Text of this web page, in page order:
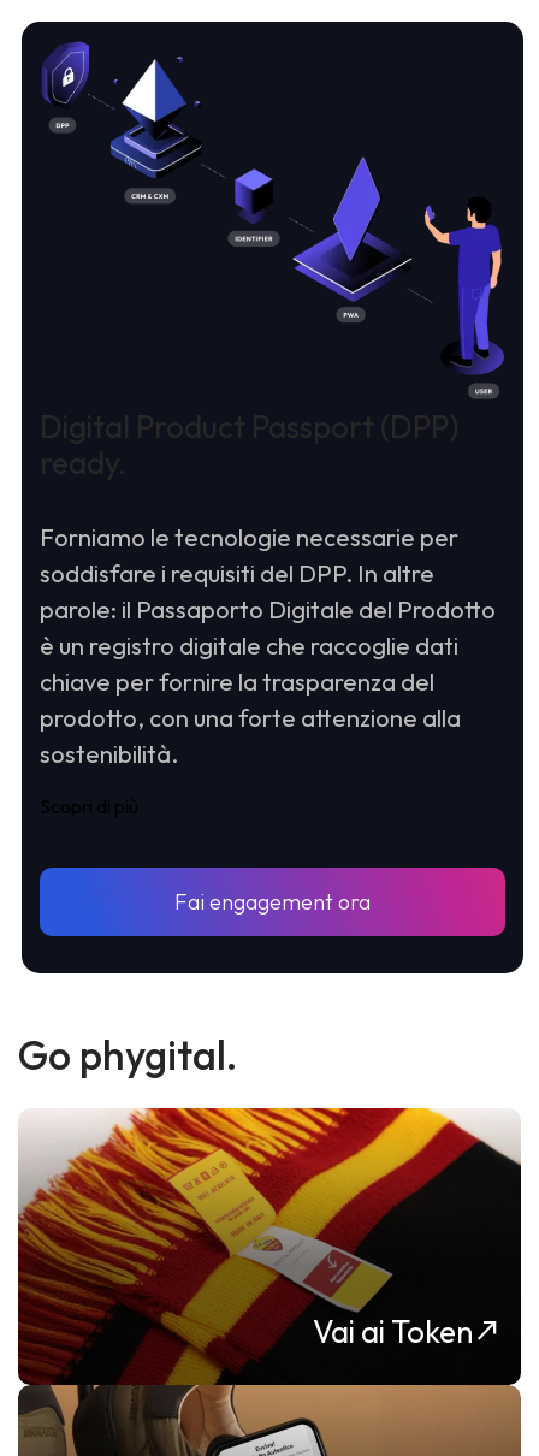
Digital Product Passport (DPP)
ready.
Forniamo le tecnologie necessarie per
soddisfare i requisiti del DPP. In altre
parole: il Passaporto Digitale del Prodotto
è un registro digitale che raccoglie dati
chiave per fornire la trasparenza del
prodotto, con una forte attenzione alla
sostenibilità.
Scopri di più
Fai engagement ora
Go phygital.
Vai ai Tokennorth_east